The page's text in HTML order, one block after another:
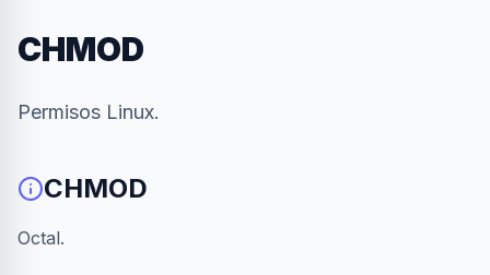
CHMOD
Permisos Linux.
CHMOD
Octal.